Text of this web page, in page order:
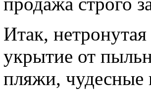
Итак,
укрытие от
пляжи, чудесные